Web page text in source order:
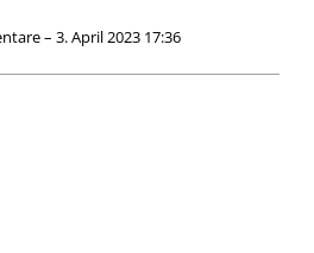
– 3. April 2023 17:36